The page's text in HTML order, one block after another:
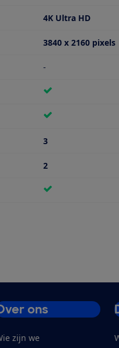
of HD 4K Ultra HD
3840 x 2160 pixels
-
voor Aantal HDMI-
3
USB-poorten
2
voor HDR
ons
zijn we